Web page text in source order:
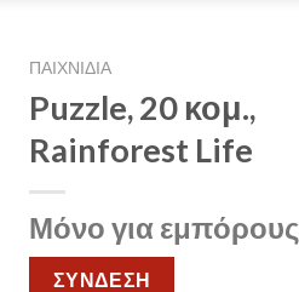
ΠΑΙΧΝΙΔΙΑ
Puzzle, 20 κομ.,
Rainforest Life
Μόνο για εμπόρους
ΣΥΝΔΕΣΗ